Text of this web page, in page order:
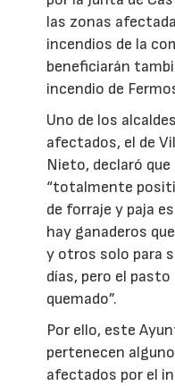
las zonas
incendios de la
beneficiarán
incendio de
Uno de los
afectados, el de
Nieto, declaró
“totalmente
de forraje y paja
hay ganaderos
y otros solo para
días, pero el
quemado”.
Por ello, este
pertenecen
afectados por el